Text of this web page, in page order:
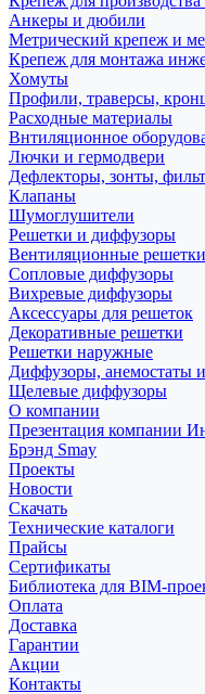
Анкеры и дюбили
Метрический крепеж и
Крепеж для монтажа
Хомуты
Профили, траверсы,
Расходные материалы
Внтиляционное
Лючки и гермодвери
Дефлекторы, зонты,
Клапаны
Шумоглушители
Решетки и диффузоры
Вентиляционные решетки
Сопловые диффузоры
Вихревые диффузоры
Аксессуары для решеток
Декоративные решетки
Решетки наружные
Диффузоры, анемостаты и
Щелевые диффузоры
О компании
Презентация компании
Брэнд Smay
Проекты
Новости
Скачать
Технические каталоги
Прайсы
Сертификаты
Библиотека для BIM-
Оплата
Доставка
Гарантии
Акции
Контакты